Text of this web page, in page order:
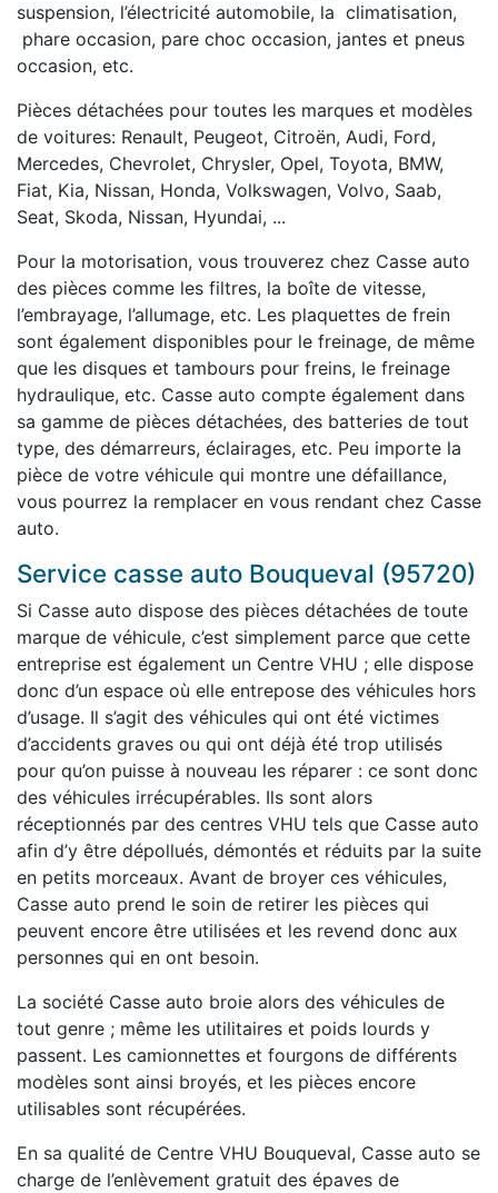
suspension, l’électricité automobile, la climatisation,
phare occasion, pare choc occasion, jantes et pneus
occasion, etc.
Pièces détachées pour toutes les marques et modèles
de voitures: Renault, Peugeot, Citroën, Audi, Ford,
Mercedes, Chevrolet, Chrysler, Opel, Toyota, BMW,
Fiat, Kia, Nissan, Honda, Volkswagen, Volvo, Saab,
Seat, Skoda, Nissan, Hyundai, ...
Pour la motorisation, vous trouverez chez Casse auto
des pièces comme les filtres, la boîte de vitesse,
l’embrayage, l’allumage, etc. Les plaquettes de frein
sont également disponibles pour le freinage, de même
que les disques et tambours pour freins, le freinage
hydraulique, etc. Casse auto compte également dans
sa gamme de pièces détachées, des batteries de tout
type, des démarreurs, éclairages, etc. Peu importe la
pièce de votre véhicule qui montre une défaillance,
vous pourrez la remplacer en vous rendant chez Casse
auto.
Service casse auto Bouqueval (95720)
Si Casse auto dispose des pièces détachées de toute
marque de véhicule, c’est simplement parce que cette
entreprise est également un Centre VHU ; elle dispose
donc d’un espace où elle entrepose des véhicules hors
d’usage. Il s’agit des véhicules qui ont été victimes
d’accidents graves ou qui ont déjà été trop utilisés
pour qu’on puisse à nouveau les réparer : ce sont donc
des véhicules irrécupérables. Ils sont alors
réceptionnés par des centres VHU tels que Casse auto
afin d’y être dépollués, démontés et réduits par la suite
en petits morceaux. Avant de broyer ces véhicules,
Casse auto prend le soin de retirer les pièces qui
peuvent encore être utilisées et les revend donc aux
personnes qui en ont besoin.
La société Casse auto broie alors des véhicules de
tout genre ; même les utilitaires et poids lourds y
passent. Les camionnettes et fourgons de différents
modèles sont ainsi broyés, et les pièces encore
utilisables sont récupérées.
En sa qualité de Centre VHU Bouqueval, Casse auto se
charge de l’enlèvement gratuit des épaves de